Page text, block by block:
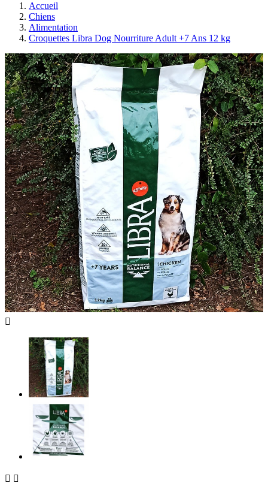
Accueil
Chiens
Alimentation
Croquettes Libra Dog Nourriture Adult +7 Ans 12 kg

 